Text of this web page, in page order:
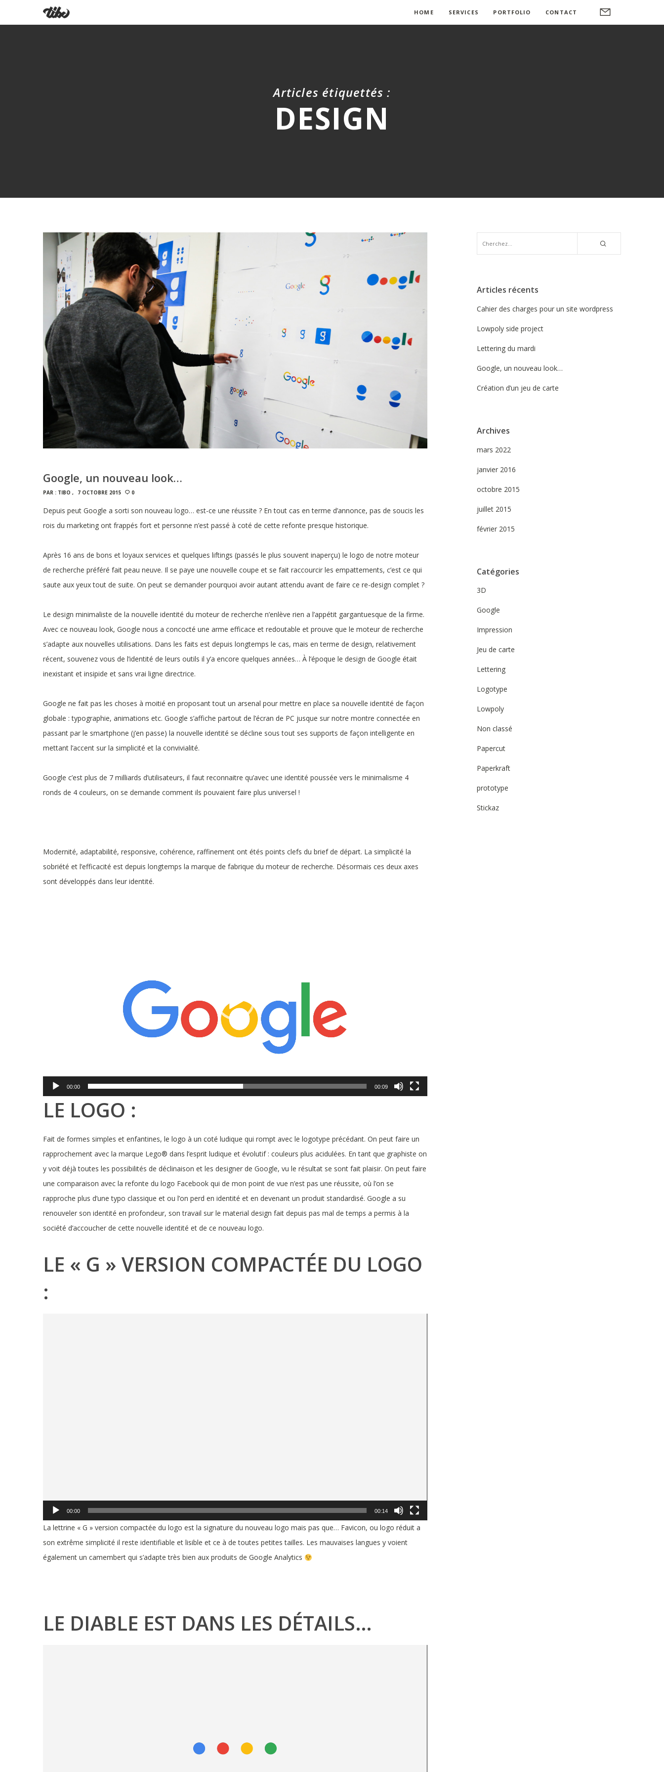
HOME SERVICES PORTFOLIO CONTACT
Articles étiquettés :
DESIGN
Google, un nouveau look…
PAR : TIBO 7 OCTOBRE 2015 0
Depuis peut Google a sorti son nouveau logo… est-ce une réussite ? En tout cas en terme d’annonce, pas de soucis les
rois du marketing ont frappés fort et personne n’est passé à coté de cette refonte presque historique.
Après 16 ans de bons et loyaux services et quelques liftings (passés le plus souvent inaperçu) le logo de notre moteur
de recherche préféré fait peau neuve. Il se paye une nouvelle coupe et se fait raccourcir les empattements, c’est ce qui
saute aux yeux tout de suite. On peut se demander pourquoi avoir autant attendu avant de faire ce re-design complet ?
Le design minimaliste de la nouvelle identité du moteur de recherche n’enlève rien a l’appétit gargantuesque de la firme.
Avec ce nouveau look, Google nous a concocté une arme efficace et redoutable et prouve que le moteur de recherche
s’adapte aux nouvelles utilisations. Dans les faits est depuis longtemps le cas, mais en terme de design, relativement
récent, souvenez vous de l’identité de leurs outils il y’a encore quelques années… À l’époque le design de Google était
inexistant et insipide et sans vrai ligne directrice.
Google ne fait pas les choses à moitié en proposant tout un arsenal pour mettre en place sa nouvelle identité de façon
globale : typographie, animations etc. Google s’affiche partout de l’écran de PC jusque sur notre montre connectée en
passant par le smartphone (j’en passe) la nouvelle identité se décline sous tout ses supports de façon intelligente en
mettant l’accent sur la simplicité et la convivialité.
Google c’est plus de 7 milliards d’utilisateurs, il faut reconnaitre qu’avec une identité poussée vers le minimalisme 4
ronds de 4 couleurs, on se demande comment ils pouvaient faire plus universel !
Modernité, adaptabilité, responsive, cohérence, raffinement ont étés points clefs du brief de départ. La simplicité la
sobriété et l’efficacité est depuis longtemps la marque de fabrique du moteur de recherche. Désormais ces deux axes
sont développés dans leur identité.
00:00 00:09
LE LOGO :
Fait de formes simples et enfantines, le logo à un coté ludique qui rompt avec le logotype précédant. On peut faire un
rapprochement avec la marque Lego® dans l’esprit ludique et évolutif : couleurs plus acidulées. En tant que graphiste on
y voit déjà toutes les possibilités de déclinaison et les designer de Google, vu le résultat se sont fait plaisir. On peut faire
une comparaison avec la refonte du logo Facebook qui de mon point de vue n’est pas une réussite, où l’on se
rapproche plus d’une typo classique et ou l’on perd en identité et en devenant un produit standardisé. Google a su
renouveler son identité en profondeur, son travail sur le material design fait depuis pas mal de temps a permis à la
société d’accoucher de cette nouvelle identité et de ce nouveau logo.
LE « G » VERSION COMPACTÉE DU LOGO
:
00:00 00:14
La lettrine « G » version compactée du logo est la signature du nouveau logo mais pas que… Favicon, ou logo réduit a
son extrême simplicité il reste identifiable et lisible et ce à de toutes petites tailles. Les mauvaises langues y voient
également un camembert qui s’adapte très bien aux produits de Google Analytics
LE DIABLE EST DANS LES DÉTAILS…
Articles récents
Cahier des charges pour un site wordpress
Lowpoly side project
Lettering du mardi
Google, un nouveau look…
Création d’un jeu de carte
Archives
mars 2022
janvier 2016
octobre 2015
juillet 2015
février 2015
Catégories
3D
Google
Impression
Jeu de carte
Lettering
Logotype
Lowpoly
Non classé
Papercut
Paperkraft
prototype
Stickaz